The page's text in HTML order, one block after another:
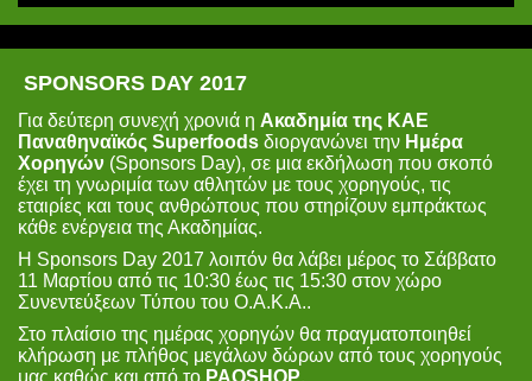
SPONSORS DAY 2017
Για δεύτερη συνεχή χρονιά η Ακαδημία της ΚΑΕ
Παναθηναϊκός Superfoods διοργανώνει την Ημέρα
Χορηγών (Sponsors Day), σε μια εκδήλωση που σκοπό
έχει τη γνωριμία των αθλητών με τους χορηγούς, τις
εταιρίες και τους ανθρώπους που στηρίζουν εμπράκτως
κάθε ενέργεια της Ακαδημίας.
Η Sponsors Day 2017 λοιπόν θα λάβει μέρος το Σάββατο
11 Μαρτίου από τις 10:30 έως τις 15:30 στον χώρο
Συνεντεύξεων Τύπου του Ο.Α.Κ.Α..
Στο πλαίσιο της ημέρας χορηγών θα πραγματοποιηθεί
κλήρωση με πλήθος μεγάλων δώρων από τους χορηγούς